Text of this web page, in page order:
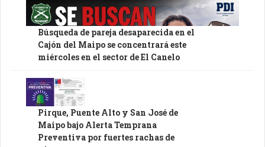
Búsqueda de pareja desaparecida en el
Cajón del Maipo se concentrará este
miércoles en el sector de El Canelo
Pirque, Puente Alto y San José de
Maipo bajo Alerta Temprana
Preventiva por fuertes rachas de